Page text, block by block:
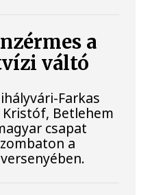
a
váltó
Farkas
Betlehem
csapat
a